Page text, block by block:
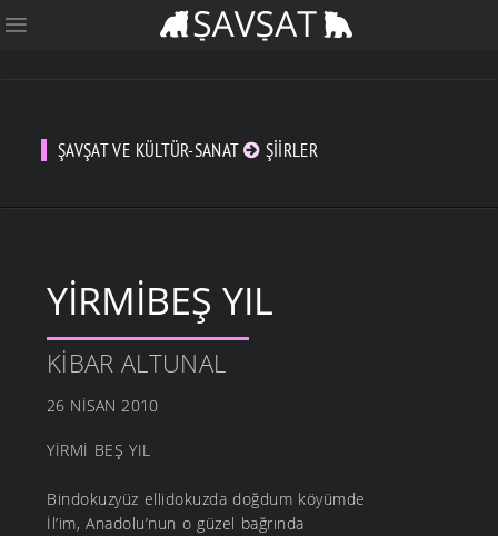
ŞAVŞAT VE KÜLTÜR-SANAT ŞIIRLER
YIRMIBEŞ YIL
KIBAR ALTUNAL
26 NISAN 2010
YİRMİ BEŞ YIL
Bindokuzyüz ellidokuzda doğdum köyümde
İl’im, Anadolu’nun o güzel bağrında